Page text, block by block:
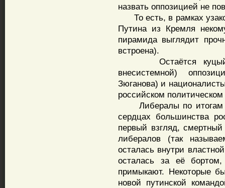
назвать оппозицией не
То есть, в рамках
Путина из Кремля
пирамида выглядит
встроена).
Остаётся куцый
внесистемной)
Зюганова) и
российском
Либералы по итогам
сердцах большинства
первый взгляд,
либералов (так
осталась внутри
осталась за её
примыкают. Некоторые
новой путинской